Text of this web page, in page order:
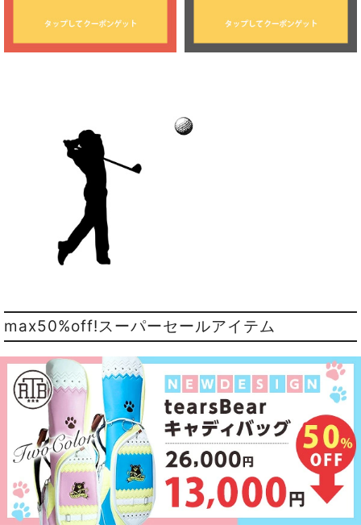
max50%off!スーパーセールアイテム